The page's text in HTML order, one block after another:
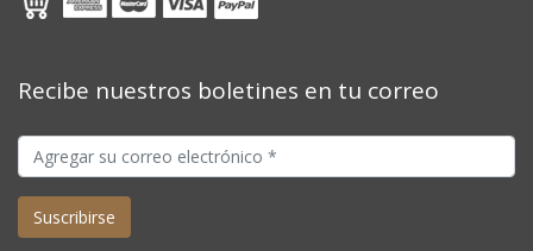
Recibe nuestros boletines en tu correo